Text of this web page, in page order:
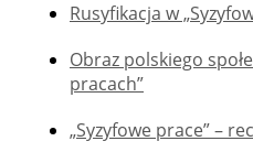
Rusyfikacja w
Obraz polskiego
pracach”
„Syzyfowe prace” –